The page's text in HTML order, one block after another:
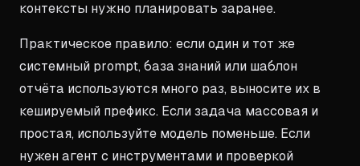
контексты нужно планировать заранее.
Практическое правило: если один и тот же
системный prompt, база знаний или шаблон
отчёта используются много раз, выносите их в
кешируемый префикс. Если задача массовая и
простая, используйте модель поменьше. Если
нужен агент с инструментами и проверкой